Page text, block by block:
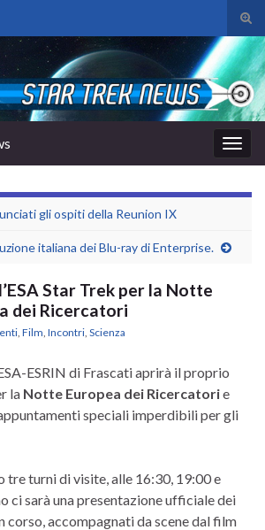
il
di
for:
la
gli ospiti della Reunion IX
italiana dei Blu-ray di Enterprise.
Star Trek per la Notte
dei Ricercatori
Film Incontri Scienza
ESRIN di Frascati aprirà il proprio
la Notte Europea dei Ricercatorie
speciali imperdibili per gli
tre turni di visite, alle 16:30, 19:00 e
ci sarà una presentazione ufficiale dei
accompagnati da scene dal film